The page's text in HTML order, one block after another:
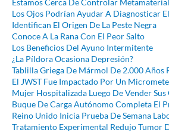
Los Ojos Podrían Ayudar A Diagnosticar
Identifican El Origen De La Peste Negra
Conoce A La Rana Con El Peor Salto
Los Beneficios Del Ayuno Intermitente
¿La Píldora Ocasiona Depresión?
Tablilla Griega De Mármol De 2.000 Años
El JWST Fue Impactado Por Un
Mujer Hospitalizada Luego De Vender Sus
Buque De Carga Autónomo Completa El
Reino Unido Inicia Prueba De Semana
Tratamiento Experimental Redujo Tumor